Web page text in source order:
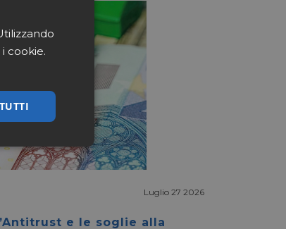
Luglio 27 2026
e le soglie alla
cookie.